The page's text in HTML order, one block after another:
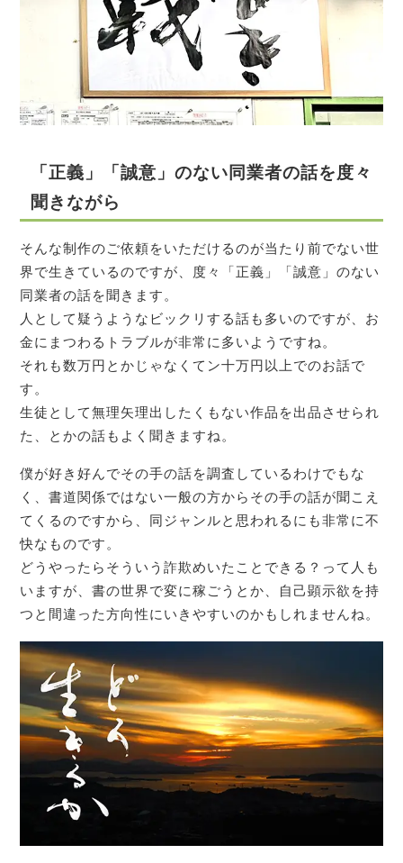
「正義」「誠意」のない同業者の話を度々
聞きながら
そんな制作のご依頼をいただけるのが当たり前でない世
界で生きているのですが、度々「正義」「誠意」のない
同業者の話を聞きます。
人として疑うようなビックリする話も多いのですが、お
金にまつわるトラブルが非常に多いようですね。
それも数万円とかじゃなくてン十万円以上でのお話で
す。
生徒として無理矢理出したくもない作品を出品させられ
た、とかの話もよく聞きますね。
僕が好き好んでその手の話を調査しているわけでもな
く、書道関係ではない一般の方からその手の話が聞こえ
てくるのですから、同ジャンルと思われるにも非常に不
快なものです。
どうやったらそういう詐欺めいたことできる？って人も
いますが、書の世界で変に稼ごうとか、自己顕示欲を持
つと間違った方向性にいきやすいのかもしれませんね。